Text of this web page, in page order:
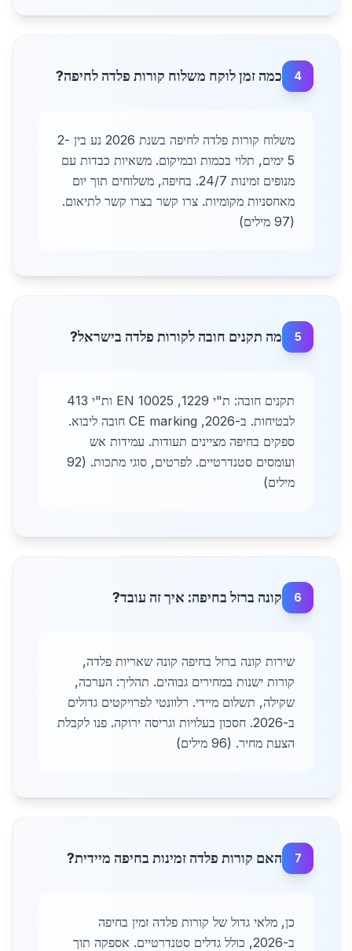
4 כמה זמן לוקח משלוח קורות פלדה לחיפה?
משלוח קורות פלדה לחיפה בשנת 2026 נע בין 2-
5 ימים, תלוי בכמות ובמיקום. משאיות כבדות עם
מנופים זמינות 24/7. בחיפה, משלוחים תוך יום
מאחסניות מקומיות. צרו קשר בצרו קשר לתיאום.
(97 מילים)
5 מה תקנים חובה לקורות פלדה בישראל?
תקנים חובה: ת"י 1229, EN 10025 ות"י 413
לבטיחות. ב-2026, CE marking חובה ליבוא.
ספקים בחיפה מציינים תעודות. עמידות אש
ועומסים סטנדרטיים. לפרטים, סוגי מתכות. (92
מילים)
6 קונה ברזל בחיפה: איך זה עובד?
שירות קונה ברזל בחיפה קונה שאריות פלדה,
קורות ישנות במחירים גבוהים. תהליך: הערכה,
שקילה, תשלום מיידי. רלוונטי לפרויקטים גדולים
ב-2026. חסכון בעלויות וגריסה ירוקה. פנו לקבלת
הצעת מחיר. (96 מילים)
7 האם קורות פלדה זמינות בחיפה מיידית?
כן, מלאי גדול של קורות פלדה זמין בחיפה
ב-2026, כולל גדלים סטנדרטיים. אספקה תוך